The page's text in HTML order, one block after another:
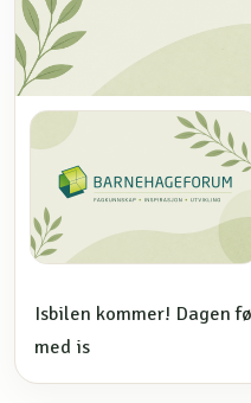
Isbilen kommer! Dagen
med is